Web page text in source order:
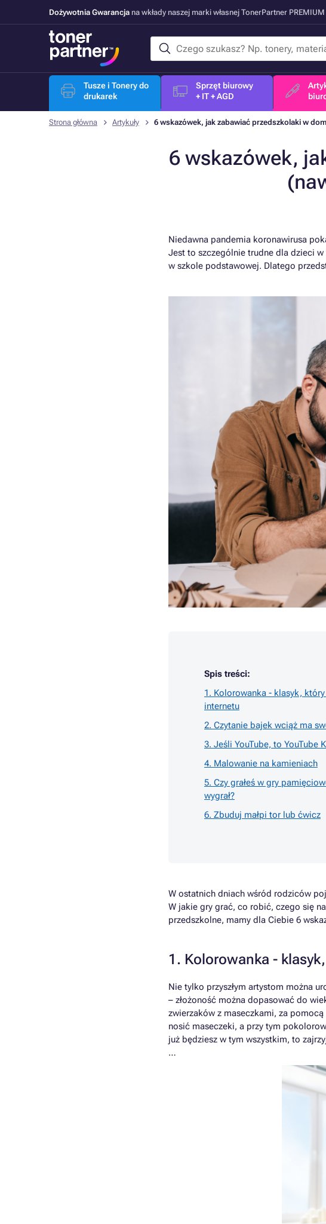
Dożywotnia Gwarancja na wkłady naszej marki własnej TonerPartner PREMIUM
Tusze i Tonery do
drukarek
Sprzęt biurowy
+ IT + AGD
Strona główna Artykuły 6 wskazówek, jak zabawiać przedszkolaki w
6 wskazówek,
Niedawna pandemia koronawirusa
Jest to szczególnie trudne dla dzieci
w szkole podstawowej. Dlatego
Spis treści:
1. Kolorowanka - klasyk,
internetu
2. Czytanie bajek wciąż ma
3. Jeśli YouTube, to YouTube
4. Malowanie na kamieniach
5. Czy grałeś w gry
wygrał?
6. Zbuduj małpi tor lub ćwicz
W ostatnich dniach wśród rodziców
W jakie gry grać, co robić, czego się
przedszkolne, mamy dla Ciebie 6
1. Kolorowanka -
Nie tylko przyszłym artystom można
– złożoność można dopasować do
zwierzaków z maseczkami, za
nosić maseczeki, a przy tym
już będziesz w tym wszystkim, to
…